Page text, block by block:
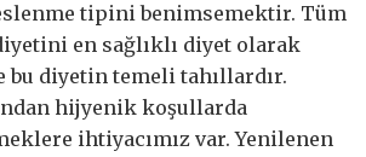
tipini benimsemektir. Tüm
en sağlıklı diyet olarak
bu diyetin temeli tahıllardır.
hijyenik koşullarda
ihtiyacımız var. Yenilenen